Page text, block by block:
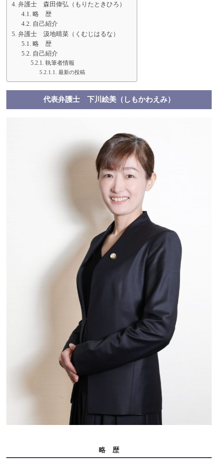
弁護士 森田偉弘（もりたときひろ）
略 歴
自己紹介
弁護士 汲地晴菜（くむじはるな）
略 歴
自己紹介
執筆者情報
最新の投稿
代表弁護士 下川絵美（しもかわえみ）
略 歴